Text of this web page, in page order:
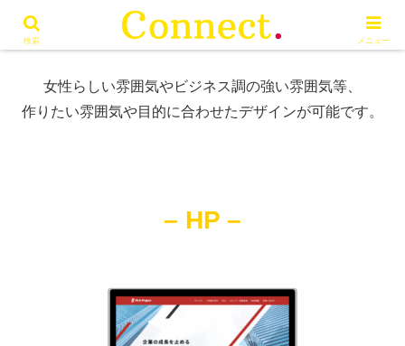
過去に制作した制作物の一部をご紹介いたします。
女性らしい雰囲気やビジネス調の強い雰囲気等、
作りたい雰囲気や目的に合わせたデザインが可能です。
– HP –
検索 メニュー